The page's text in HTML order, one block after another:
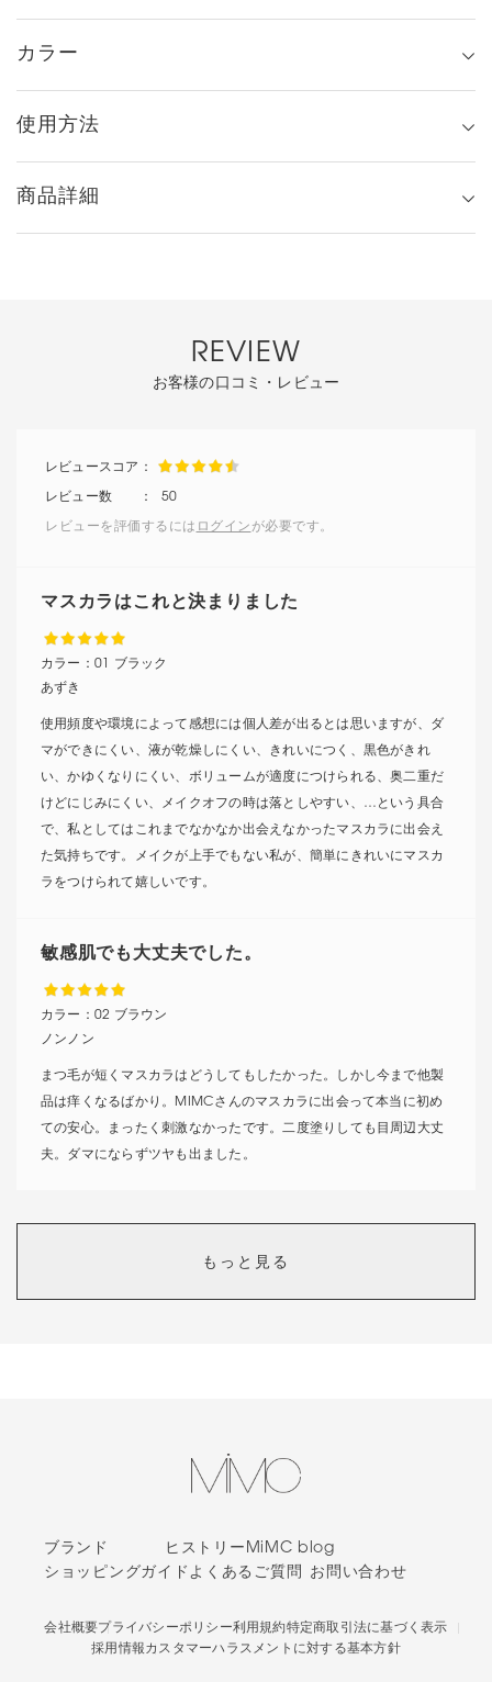
カラー
使用方法
商品詳細
REVIEW
お客様の口コミ・レビュー
50
レビューを評価するには ログイン が必要です。
マスカラはこれと決まりました
あずき
カラー： 01 ブラック
使用頻度や環境によって感想には個人差が出るとは思いますが、ダ
マができにくい、液が乾燥しにくい、きれいにつく、黒色がきれ
い、かゆくなりにくい、ボリュームが適度につけられる、奥二重だ
けどにじみにくい、メイクオフの時は落としやすい、…という具合
で、私としてはこれまでなかなか出会えなかったマスカラに出会え
た気持ちです。メイクが上手でもない私が、簡単にきれいにマスカ
ラをつけられて嬉しいです。
敏感肌でも大丈夫でした。
ノンノン
カラー： 02 ブラウン
まつ毛が短くマスカラはどうしてもしたかった。しかし今まで他製
品は痒くなるばかり。MIMCさんのマスカラに出会って本当に初め
ての安心。まったく刺激なかったです。二度塗りしても目周辺大丈
夫。ダマにならずツヤも出ました。
ダマにならずボリュームあり
プライスがちょっとお高めなので4点です。
1人中、1人の方が、このレビューは参考になったと投票しています。
カールも取れない目元の負担も無い
nami
もっと見る
ブランド ヒストリー MiMC blog
ショッピングガイド よくあるご質問 お問い合わせ
会社概要プライバシーポリシー利用規約特定商取引法に基づく表示
採用情報カスタマーハラスメントに対する基本方針